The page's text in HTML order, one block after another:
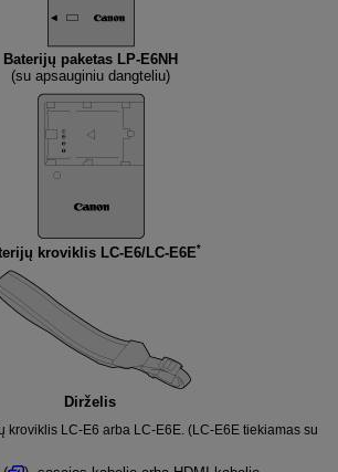
Baterijų paketas LP-E6NH
(su apsauginiu dangteliu)
kroviklis LC-E6/LC-E6E*
Dirželis
kroviklis LC-E6 arba LC-E6E. (LC-E6E tiekiamas su